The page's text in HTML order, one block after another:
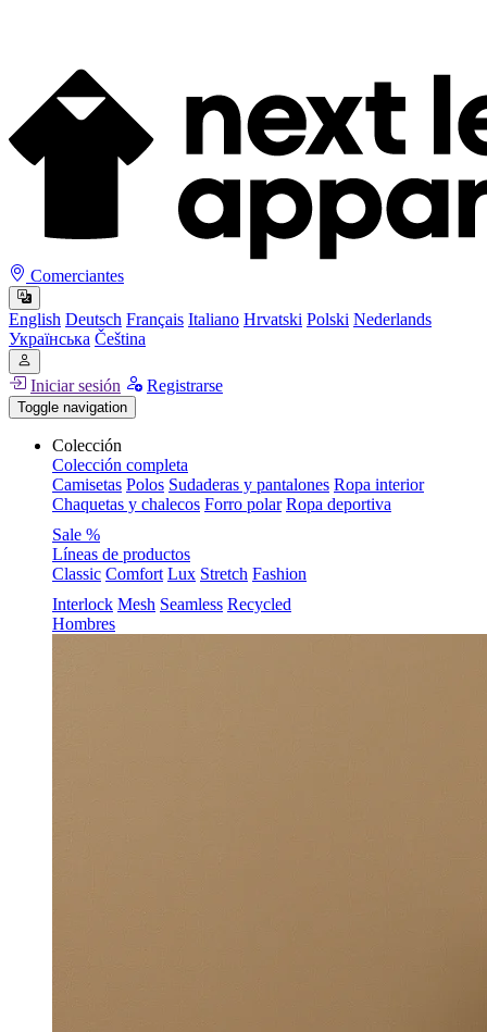
Comerciantes
English Deutsch Français Italiano Hrvatski Polski Nederlands
Українська Čeština
Iniciar sesión Registrarse
Toggle navigation
Colección
Colección completa
Camisetas Polos Sudaderas y pantalones Ropa interior
Chaquetas y chalecos Forro polar Ropa deportiva
Sale %
Líneas de productos
Classic Comfort Lux Stretch Fashion
Interlock Mesh Seamless Recycled
Hombres